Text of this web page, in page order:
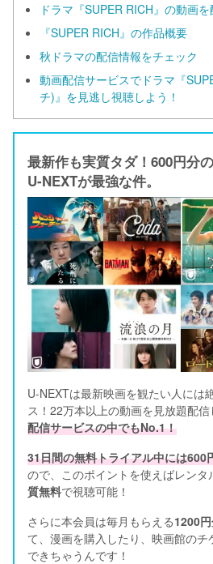
ドラマ『SUPER RICH』の動画
『SUPER RICH』の作品概要
秋ドラマの配信情報をチェック
動画配信サービスでドラマ『
チ)』を見逃し視聴しよう！
最新作も実質タダ！600円分
U-NEXTが最強な件。
U-NEXTは最新映画を観たい人には
ス！22万本以上の動画を見放題配
配信サービスの中でもNo.1！
31日間の無料トライアル中には600
ので、このポイントを使えばレンタ
質無料で視聴可能！
さらに本会員は毎月もらえる1200
て、漫画を購入したり、映画館の
できちゃうんです！